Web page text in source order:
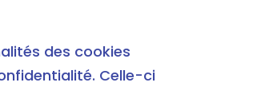
des cookies
Celle-ci